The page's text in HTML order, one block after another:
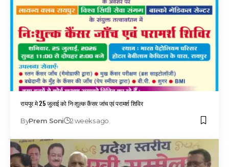
रायपुर मे 25 जुलाई को निःशुल्क कैंसर जांच एवं परामर्श शिविर
ByPrem Soni 2 weeks ago